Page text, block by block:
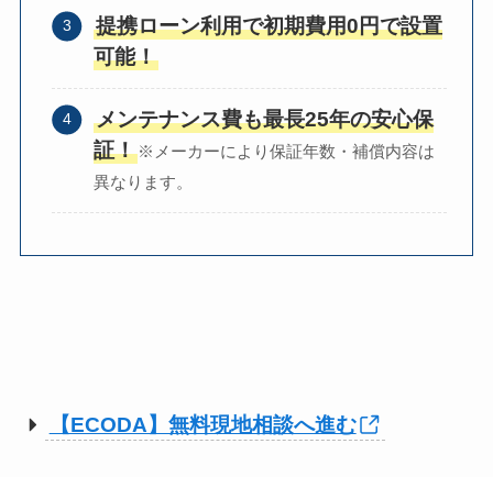
提携ローン利用で初期費用0円で設置
可能！
メンテナンス費も最長25年の安心保
証！※メーカーにより保証年数・補償内容は
異なります。
【ECODA】無料現地相談へ進む